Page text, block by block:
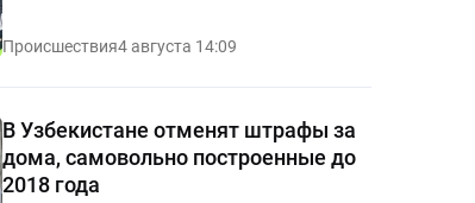
Происшествия4 августа 14:09
В Узбекистане отменят штрафы за
дома, самовольно построенные до
2018 года